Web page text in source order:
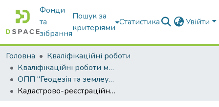
Фонди
та
зібрання
Пошук за
критеріями
Статистика Увійти
Головна
Кваліфікаційні роботи
Кваліфікаційні роботи магістрів
ОПП "Геодезія та землеустрій"
Кадастрово-реєстраційні роботи при поділі земельної ділянки на вулиці Електротехнічній, 43 у Деснянському районі міста Києва